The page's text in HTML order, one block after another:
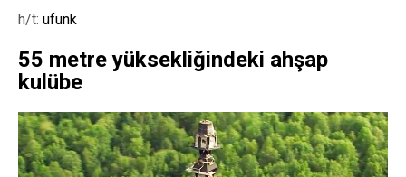
h/t: ufunk
55 metre yüksekliğindeki ahşap
kulübe